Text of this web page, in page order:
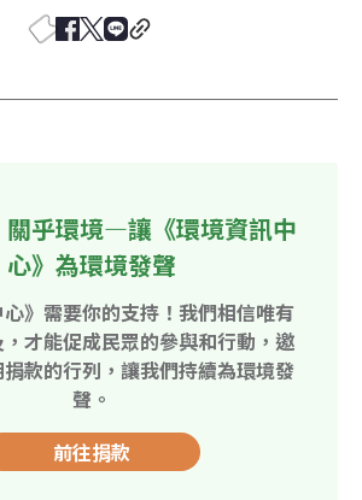
關乎環境—讓《環境資訊中
心》為環境發聲
心》需要你的支持！我們相信唯有
才能促成民眾的參與和行動，邀
款的行列，讓我們持續為環境發
聲。
前往捐款